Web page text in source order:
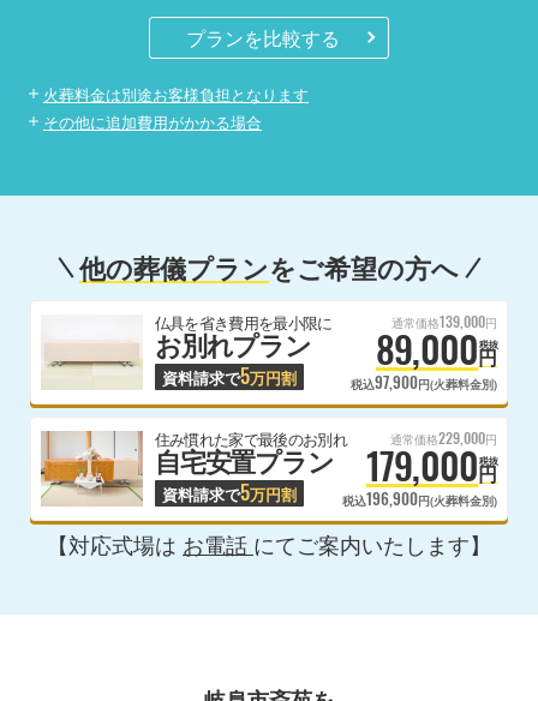
プランを比較する
火葬料金は別途お客様負担となります
その他に追加費用がかかる場合
他の葬儀プランをご希望の方へ
仏具を省き費用を最小限に
お別れプラン
資料請求で5万円割
通常価格139,000円
89,000円
税抜
税込97,900円(火葬料金別)
住み慣れた家で最後のお別れ
自宅安置プラン
資料請求で5万円割
通常価格229,000円
179,000円
税抜
税込196,900円(火葬料金別)
【対応式場は お電話 にてご案内いたします】